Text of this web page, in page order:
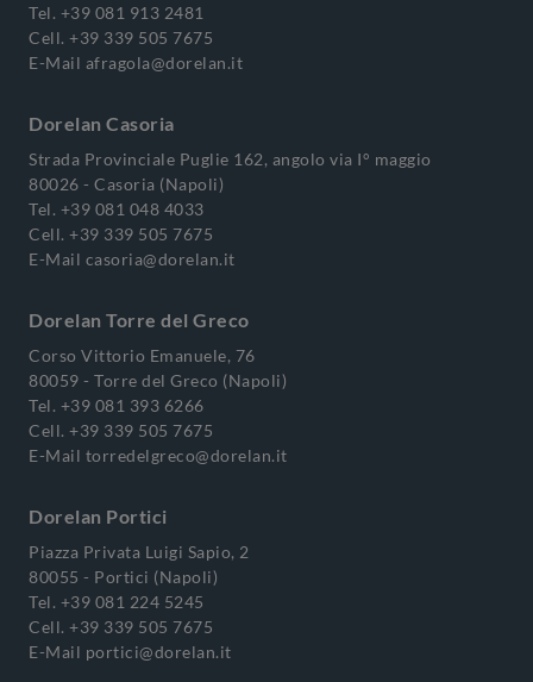
Tel. +39 081 913 2481
Cell. +39 339 505 7675
E-Mail afragola@dorelan.it
Dorelan Casoria
Strada Provinciale Puglie 162, angolo via I° maggio
80026 - Casoria (Napoli)
Tel. +39 081 048 4033
Cell. +39 339 505 7675
E-Mail casoria@dorelan.it
Dorelan Torre del Greco
Corso Vittorio Emanuele, 76
80059 - Torre del Greco (Napoli)
Tel. +39 081 393 6266
Cell. +39 339 505 7675
E-Mail torredelgreco@dorelan.it
Dorelan Portici
Piazza Privata Luigi Sapio, 2
80055 - Portici (Napoli)
Tel. +39 081 224 5245
Cell. +39 339 505 7675
E-Mail portici@dorelan.it